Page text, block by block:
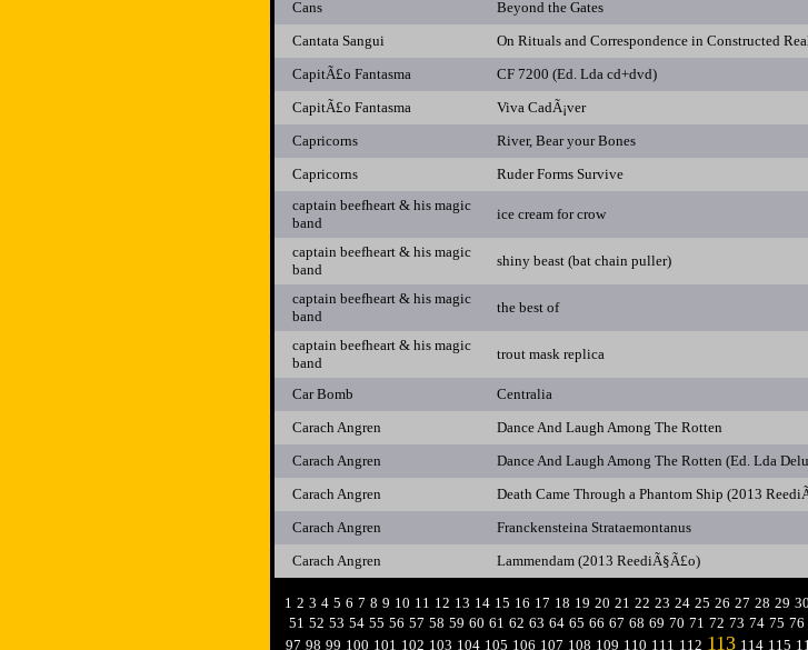
Cans
Beyond the Gates
Cantata Sangui
On Rituals and Correspondence in Constructed
CapitÃ£o Fantasma
CF 7200 (Ed. Lda cd+dvd)
CapitÃ£o Fantasma
Viva CadÃ¡ver
Capricorns
River, Bear your Bones
Capricorns
Ruder Forms Survive
captain beefheart & his magic
band
ice cream for crow
captain beefheart & his magic
band
shiny beast (bat chain puller)
captain beefheart & his magic
band
the best of
captain beefheart & his magic
band
trout mask replica
Car Bomb Centralia
Carach Angren
Dance And Laugh Among The Rotten
Carach Angren
Dance And Laugh Among The Rotten (Ed. Lda
Carach Angren
Death Came Through a Phantom Ship (2013
Carach Angren
Franckensteina Strataemontanus
Carach Angren
Lammendam (2013 ReediÃ§Ã£o)
1 2 3 4 5 6 7 8 9 10 11 12 13 14 15 16 17 18 19 20 21 22 23 24 25 26 27 28 29 30
51 52 53 54 55 56 57 58 59 60 61 62 63 64 65 66 67 68 69 70 71 72 73 74 75 76
97 98 99 100 101 102 103 104 105 106 107 108 109 110 111 112 113 114 115